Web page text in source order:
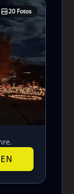
20 Fotos